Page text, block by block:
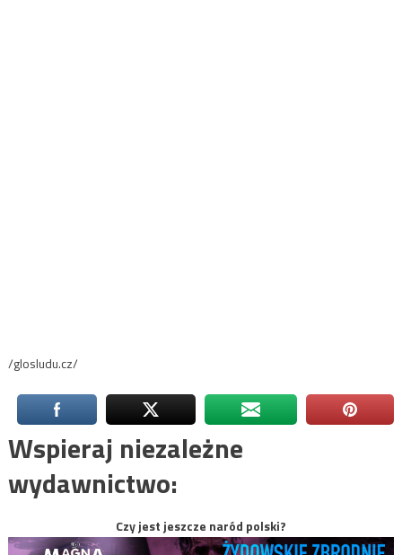
/glosludu.cz/
Wspieraj niezależne
wydawnictwo:
Czy jest jeszcze naród polski?